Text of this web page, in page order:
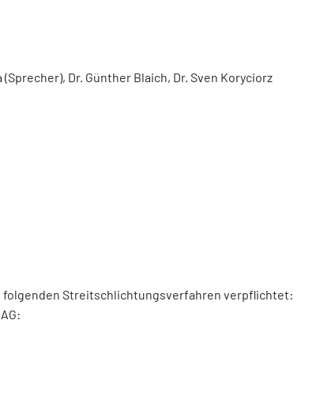
Dr. Günther Blaich, Dr. Sven Koryciorz
folgenden Streitschlichtungsverfahren verpflichtet: